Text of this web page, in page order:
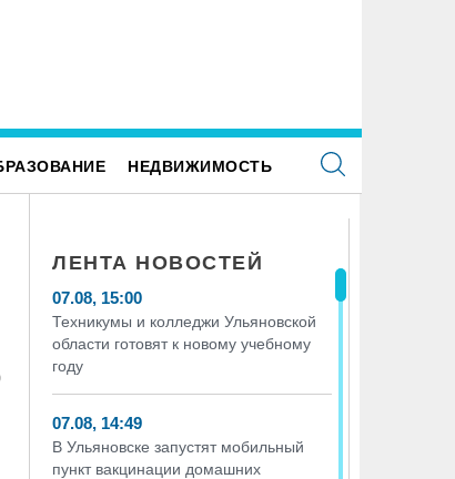
НЕДВИЖИМОСТЬ
ЛЕНТА НОВОСТЕЙ
07.08, 15:00
Техникумы и колледжи Ульяновской
области готовят к новому учебному
году
07.08, 14:49
В Ульяновске запустят мобильный
пункт вакцинации домашних